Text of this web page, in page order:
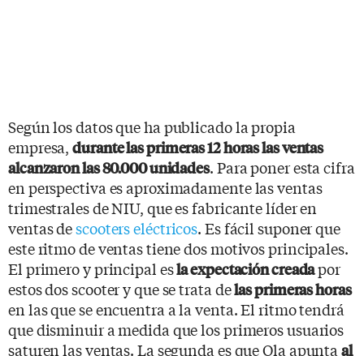
Según los datos que ha publicado la propia
empresa,durante las primeras 12 horas las ventas
alcanzaron las 80.000 unidades. Para poner esta cifra
en perspectiva es aproximadamente las ventas
trimestrales de NIU, que es fabricante líder en
ventas descooters eléctricos. Es fácil suponer que
este ritmo de ventas tiene dos motivos principales.
El primero y principal esla expectación creadapor
estos dos scooter y que se trata delas primeras horas
en las que se encuentra a la venta. El ritmo tendrá
que disminuir a medida que los primeros usuarios
saturen las ventas. La segunda es que Ola apuntaal